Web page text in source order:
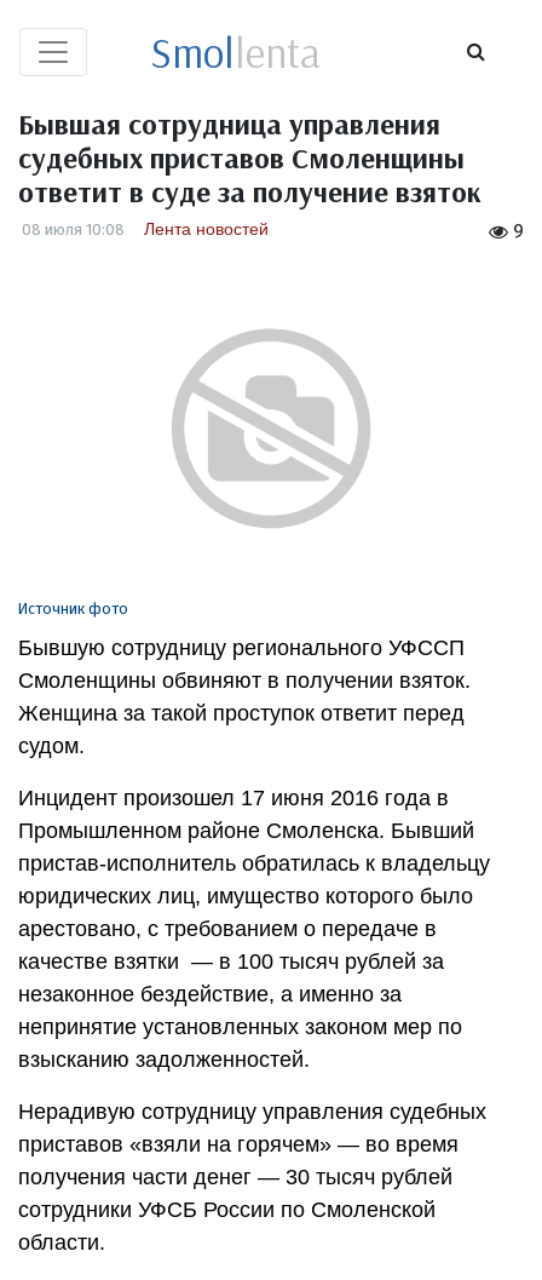
Smollenta
Бывшая сотрудница управления
судебных приставов Смоленщины
ответит в суде за получение взяток
9
08 июля 10:08 Лента новостей
Источник фото
Бывшую сотрудницу регионального УФССП
Смоленщины обвиняют в получении взяток.
Женщина за такой проступок ответит перед
судом.
Инцидент произошел 17 июня 2016 года в
Промышленном районе Смоленска. Бывший
пристав-исполнитель обратилась к владельцу
юридических лиц, имущество которого было
арестовано, с требованием о передаче в
качестве взятки — в 100 тысяч рублей за
незаконное бездействие, а именно за
непринятие установленных законом мер по
взысканию задолженностей.
Нерадивую сотрудницу управления судебных
приставов «взяли на горячем» — во время
получения части денег — 30 тысяч рублей
сотрудники УФСБ России по Смоленской
области.